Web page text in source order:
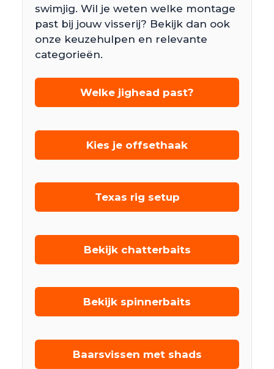
swimjig. Wil je weten welke montage
past bij jouw visserij? Bekijk dan ook
onze keuzehulpen en relevante
categorieën.
Welke jighead past?
Kies je offsethaak
Texas rig setup
Bekijk chatterbaits
Bekijk spinnerbaits
Baarsvissen met shads